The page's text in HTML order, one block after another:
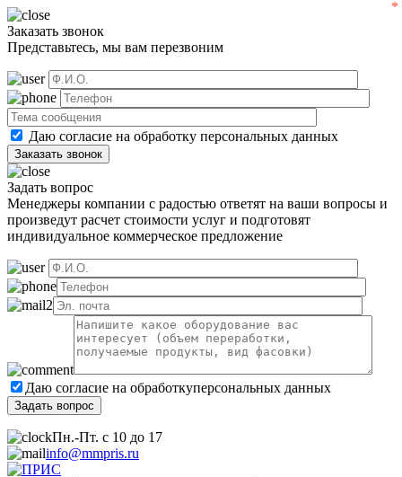
Заказать звонок
Представьтесь, мы вам перезвоним
Даю согласие на обработку персональных данных
Задать вопрос
Менеджеры компании с радостью ответят на ваши вопросы и
произведут расчет стоимости услуг и подготовят
индивидуальное коммерческое предложение
Даю согласие на обработкуперсональных данных
Пн.-Пт. с 10 до 17
info@mmpris.ru